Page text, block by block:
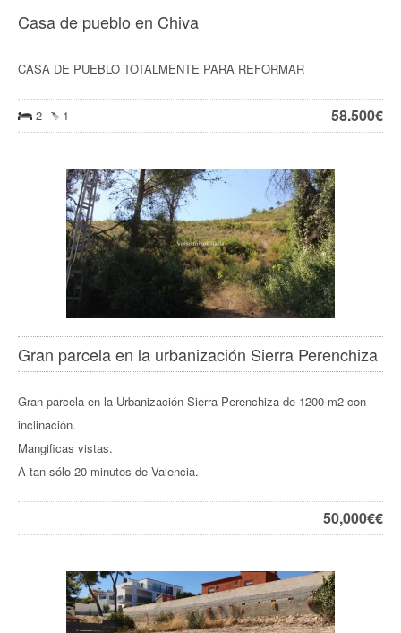
Casa de pueblo en Chiva
CASA DE PUEBLO TOTALMENTE PARA REFORMAR
2 1 58.500€
Gran parcela en la urbanización Sierra Perenchiza
Gran parcela en la Urbanización Sierra Perenchiza de 1200 m2 con
inclinación.
Mangificas vistas.
A tan sólo 20 minutos de Valencia.
50,000€€